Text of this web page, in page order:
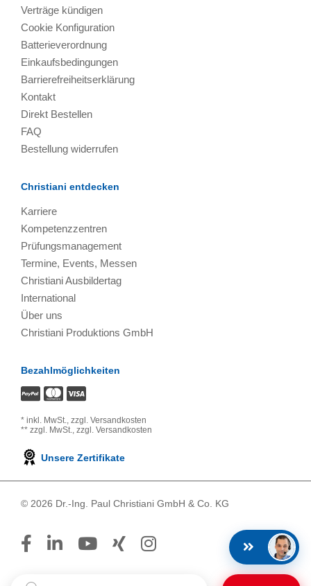
Verträge kündigen
Cookie Konfiguration
Batterieverordnung
Einkaufsbedingungen
Barrierefreiheitserklärung
Kontakt
Direkt Bestellen
FAQ
Bestellung widerrufen
Christiani entdecken
Karriere
Kompetenzzentren
Prüfungsmanagement
Termine, Events, Messen
Christiani Ausbildertag
International
Über uns
Christiani Produktions GmbH
Bezahlmöglichkeiten
* inkl. MwSt., zzgl. Versandkosten
** zzgl. MwSt., zzgl. Versandkosten
Unsere Zertifikate
© 2026 Dr.-Ing. Paul Christiani GmbH & Co. KG